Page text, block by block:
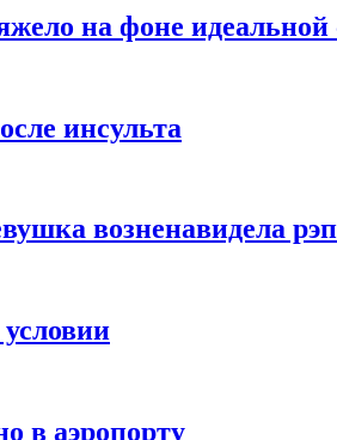
на фоне идеальной
инсульта
возненавидела
в аэропорту